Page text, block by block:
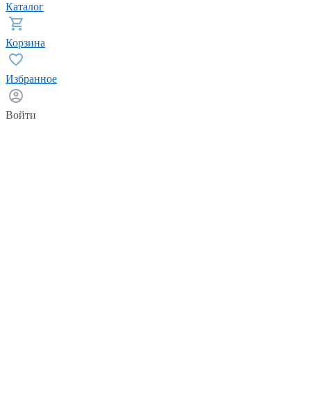
Каталог
Корзина
Избранное
Войти